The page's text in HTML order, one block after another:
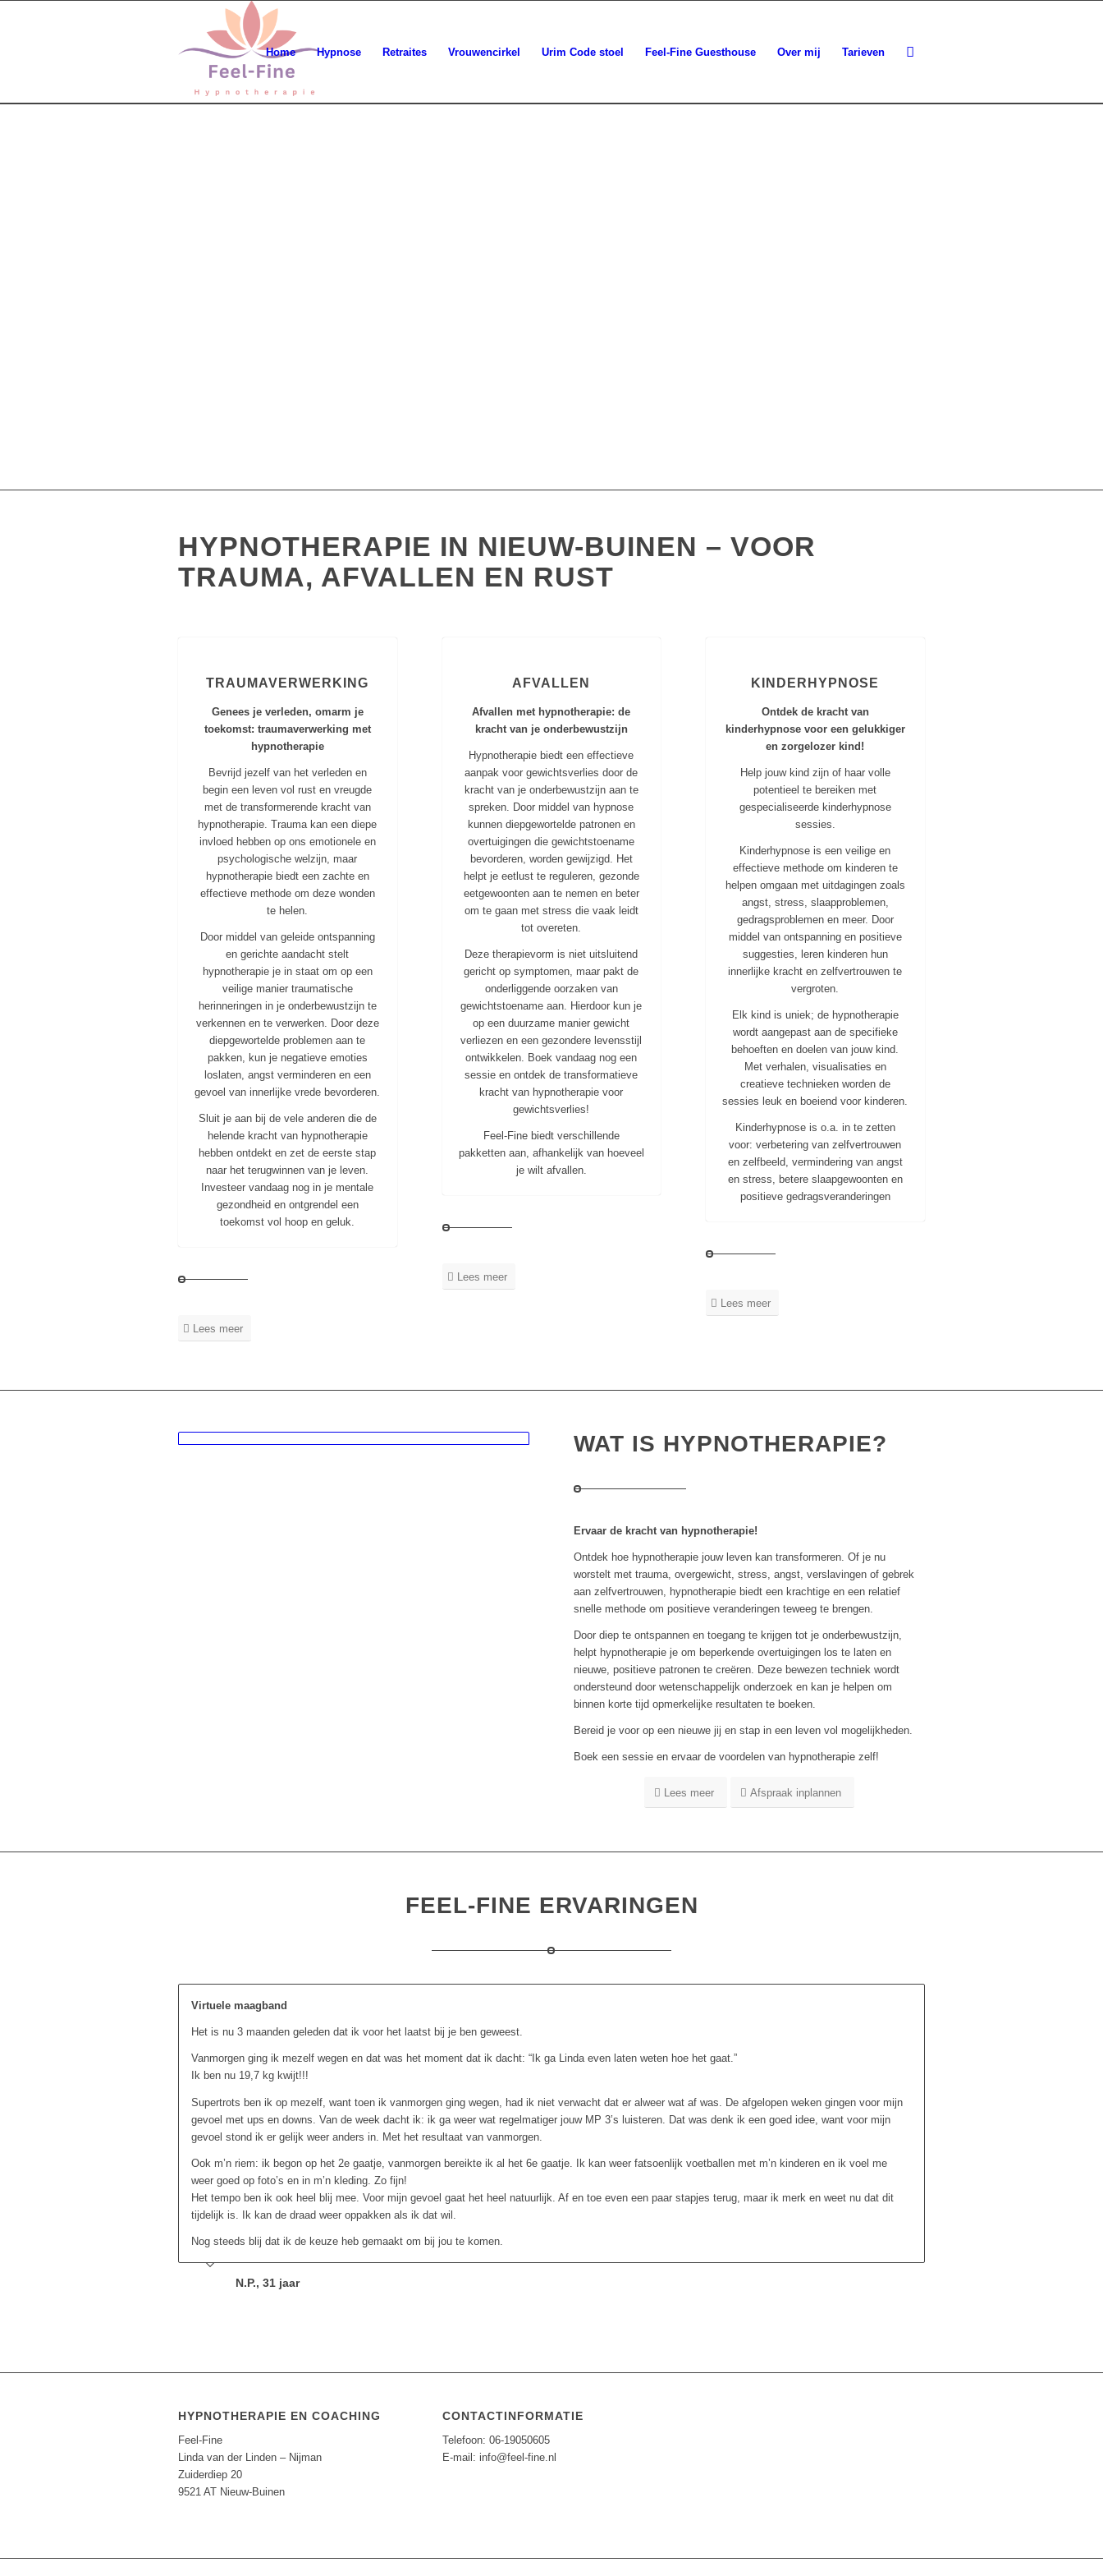
Home Hypnose Retraites Vrouwencirkel Urim Code stoel Feel-Fine Guesthouse Over mij Tarieven
HYPNOTHERAPIE IN NIEUW-BUINEN – VOOR
TRAUMA, AFVALLEN EN RUST
TRAUMAVERWERKING
Genees je verleden, omarm je
toekomst: traumaverwerking met
hypnotherapie
Bevrijd jezelf van het verleden en
begin een leven vol rust en vreugde
met de transformerende kracht van
hypnotherapie. Trauma kan een diepe
invloed hebben op ons emotionele en
psychologische welzijn, maar
hypnotherapie biedt een zachte en
effectieve methode om deze wonden
te helen.
Door middel van geleide ontspanning
en gerichte aandacht stelt
hypnotherapie je in staat om op een
veilige manier traumatische
herinneringen in je onderbewustzijn te
verkennen en te verwerken. Door deze
diepgewortelde problemen aan te
pakken, kun je negatieve emoties
loslaten, angst verminderen en een
gevoel van innerlijke vrede bevorderen.
Sluit je aan bij de vele anderen die de
helende kracht van hypnotherapie
hebben ontdekt en zet de eerste stap
naar het terugwinnen van je leven.
Investeer vandaag nog in je mentale
gezondheid en ontgrendel een
toekomst vol hoop en geluk.
Lees meer
AFVALLEN
Afvallen met hypnotherapie: de
kracht van je onderbewustzijn
Hypnotherapie biedt een effectieve
aanpak voor gewichtsverlies door de
kracht van je onderbewustzijn aan te
spreken. Door middel van hypnose
kunnen diepgewortelde patronen en
overtuigingen die gewichtstoename
bevorderen, worden gewijzigd. Het
helpt je eetlust te reguleren, gezonde
eetgewoonten aan te nemen en beter
om te gaan met stress die vaak leidt
tot overeten.
Deze therapievorm is niet uitsluitend
gericht op symptomen, maar pakt de
onderliggende oorzaken van
gewichtstoename aan. Hierdoor kun je
op een duurzame manier gewicht
verliezen en een gezondere levensstijl
ontwikkelen. Boek vandaag nog een
sessie en ontdek de transformatieve
kracht van hypnotherapie voor
gewichtsverlies!
Feel-Fine biedt verschillende
pakketten aan, afhankelijk van hoeveel
je wilt afvallen.
Lees meer
KINDERHYPNOSE
Ontdek de kracht van
kinderhypnose voor een gelukkiger
en zorgelozer kind!
Help jouw kind zijn of haar volle
potentieel te bereiken met
gespecialiseerde kinderhypnose
sessies.
Kinderhypnose is een veilige en
effectieve methode om kinderen te
helpen omgaan met uitdagingen zoals
angst, stress, slaapproblemen,
gedragsproblemen en meer. Door
middel van ontspanning en positieve
suggesties, leren kinderen hun
innerlijke kracht en zelfvertrouwen te
vergroten.
Elk kind is uniek; de hypnotherapie
wordt aangepast aan de specifieke
behoeften en doelen van jouw kind.
Met verhalen, visualisaties en
creatieve technieken worden de
sessies leuk en boeiend voor kinderen.
Kinderhypnose is o.a. in te zetten
voor: verbetering van zelfvertrouwen
en zelfbeeld, vermindering van angst
en stress, betere slaapgewoonten en
positieve gedragsveranderingen
Lees meer
WAT IS HYPNOTHERAPIE?
Ervaar de kracht van hypnotherapie!
Ontdek hoe hypnotherapie jouw leven kan transformeren. Of je nu
worstelt met trauma, overgewicht, stress, angst, verslavingen of gebrek
aan zelfvertrouwen, hypnotherapie biedt een krachtige en een relatief
snelle methode om positieve veranderingen teweeg te brengen.
Door diep te ontspannen en toegang te krijgen tot je onderbewustzijn,
helpt hypnotherapie je om beperkende overtuigingen los te laten en
nieuwe, positieve patronen te creëren. Deze bewezen techniek wordt
ondersteund door wetenschappelijk onderzoek en kan je helpen om
binnen korte tijd opmerkelijke resultaten te boeken.
Bereid je voor op een nieuwe jij en stap in een leven vol mogelijkheden.
Boek een sessie en ervaar de voordelen van hypnotherapie zelf!
Lees meer Afspraak inplannen
FEEL-FINE ERVARINGEN
Virtuele maagband
Het is nu 3 maanden geleden dat ik voor het laatst bij je ben geweest.
Vanmorgen ging ik mezelf wegen en dat was het moment dat ik dacht: “Ik ga Linda even laten weten hoe het gaat.”
Ik ben nu 19,7 kg kwijt!!!
Supertrots ben ik op mezelf, want toen ik vanmorgen ging wegen, had ik niet verwacht dat er alweer wat af was. De afgelopen weken gingen voor mijn
gevoel met ups en downs. Van de week dacht ik: ik ga weer wat regelmatiger jouw MP 3’s luisteren. Dat was denk ik een goed idee, want voor mijn
gevoel stond ik er gelijk weer anders in. Met het resultaat van vanmorgen.
Ook m’n riem: ik begon op het 2e gaatje, vanmorgen bereikte ik al het 6e gaatje. Ik kan weer fatsoenlijk voetballen met m’n kinderen en ik voel me
weer goed op foto’s en in m’n kleding. Zo fijn!
Het tempo ben ik ook heel blij mee. Voor mijn gevoel gaat het heel natuurlijk. Af en toe even een paar stapjes terug, maar ik merk en weet nu dat dit
tijdelijk is. Ik kan de draad weer oppakken als ik dat wil.
Nog steeds blij dat ik de keuze heb gemaakt om bij jou te komen.
N.P., 31 jaar
HYPNOTHERAPIE EN COACHING
Feel-Fine
Linda van der Linden – Nijman
Zuiderdiep 20
9521 AT Nieuw-Buinen
CONTACTINFORMATIE
Telefoon: 06-19050605
E-mail: info@feel-fine.nl